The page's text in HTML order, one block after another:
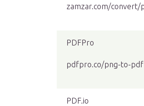
zamzar.com/
PDFPro
pdfpro.co/png-to-pdf
PDF.io